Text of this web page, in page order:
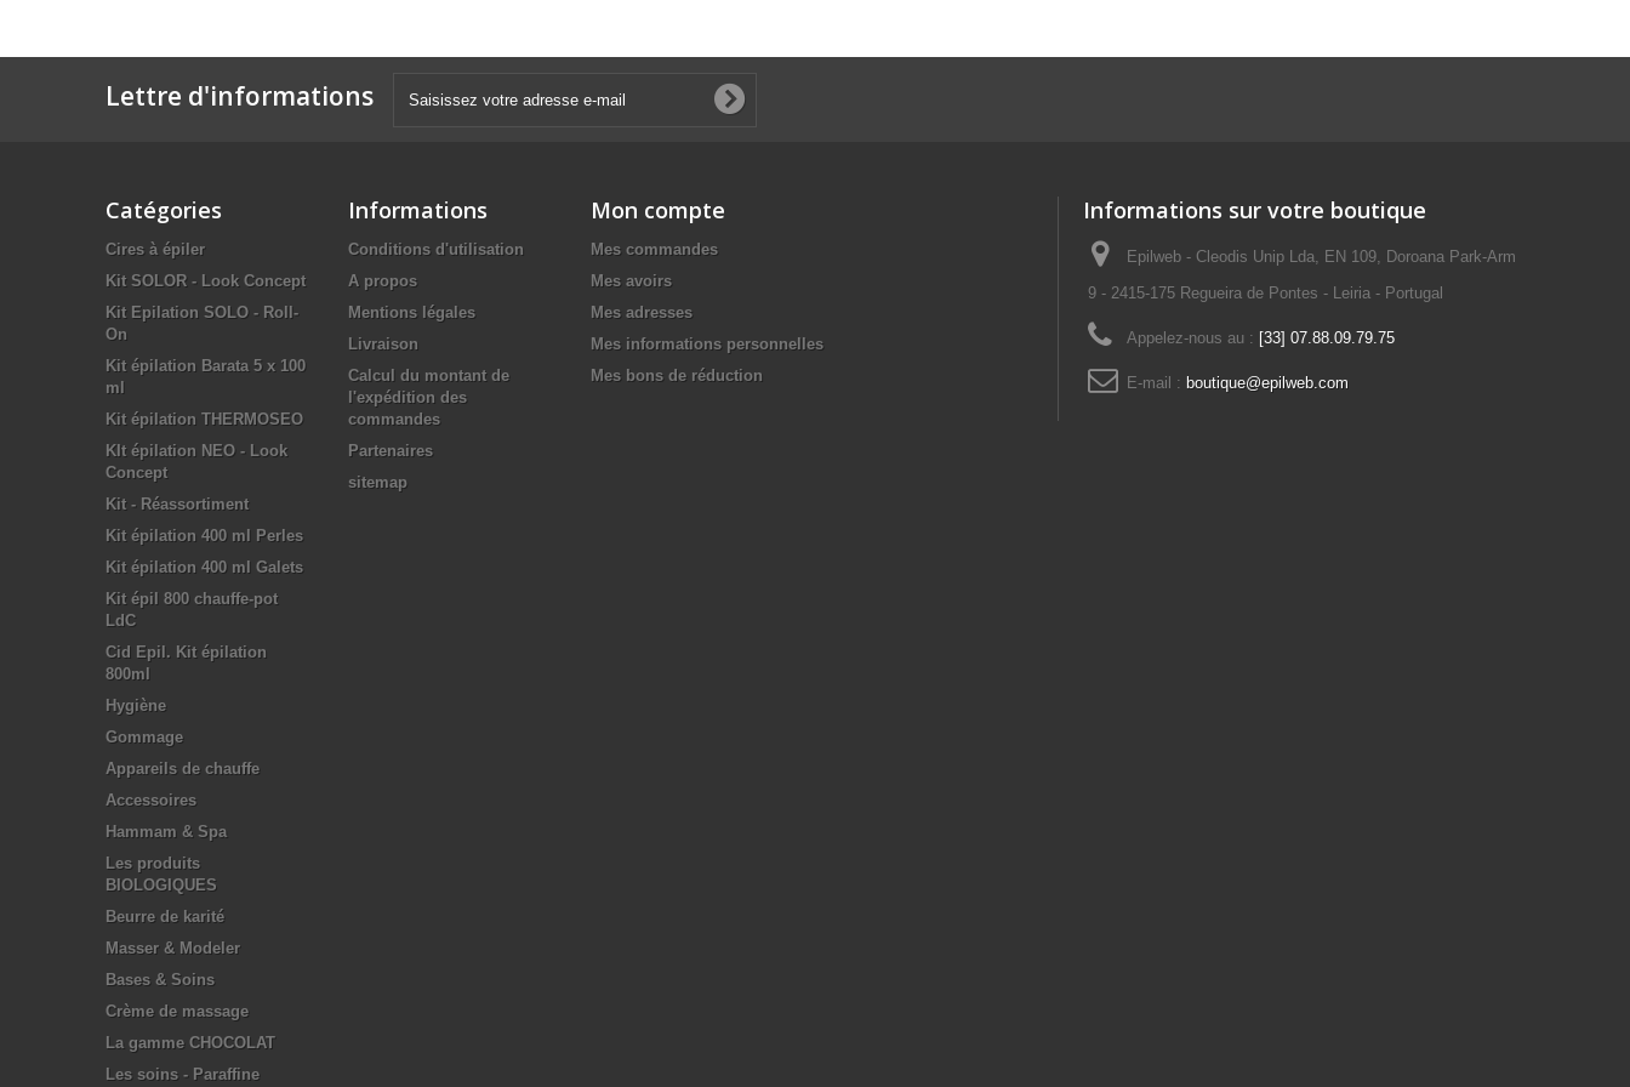
Lettre d'informations
Catégories
Cires à épiler
Kit SOLOR - Look Concept
Kit Epilation SOLO - Roll-
On
Kit épilation Barata 5 x 100
ml
Kit épilation THERMOSEO
KIt épilation NEO - Look
Concept
Kit - Réassortiment
Kit épilation 400 ml Perles
Kit épilation 400 ml Galets
Kit épil 800 chauffe-pot
LdC
Cid Epil. Kit épilation
800ml
Hygiène
Gommage
Appareils de chauffe
Accessoires
Hammam & Spa
Les produits
BIOLOGIQUES
Beurre de karité
Masser & Modeler
Bases & Soins
Crème de massage
La gamme CHOCOLAT
Les soins - Paraffine
Informations
Conditions d'utilisation
A propos
Mentions légales
Livraison
Calcul du montant de
l'expédition des
commandes
Partenaires
sitemap
Mon compte
Mes commandes
Mes avoirs
Mes adresses
Mes informations personnelles
Mes bons de réduction
Informations sur votre boutique
Epilweb - Cleodis Unip Lda, EN 109, Doroana Park-Arm
9 - 2415-175 Regueira de Pontes - Leiria - Portugal
Appelez-nous au : [33] 07.88.09.79.75
E-mail : boutique@epilweb.com